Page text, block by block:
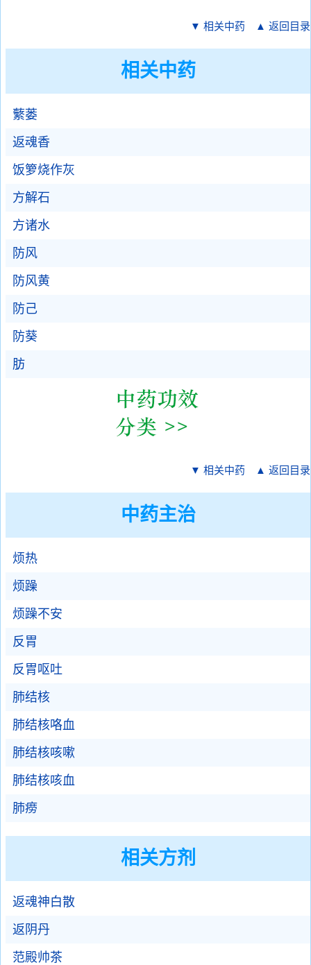
▼ 相关中药 ▲ 返回目录
相关中药
蘩蒌
返魂香
饭箩烧作灰
方解石
方诸水
防风
防风黄
防己
防葵
肪
▼ 相关中药 ▲ 返回目录
中药主治
烦热
烦躁
烦躁不安
反胃
反胃呕吐
肺结核
肺结核咯血
肺结核咳嗽
肺结核咳血
肺痨
相关方剂
返魂神白散
返阴丹
范殿帅茶